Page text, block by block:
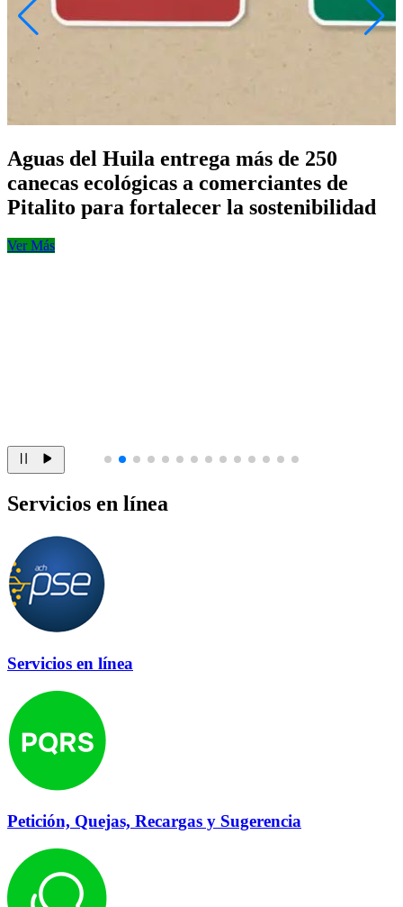
Aguas del Huila entrega más de 250
canecas ecológicas a comerciantes de
Pitalito para fortalecer la sostenibilidad
Ver Más
Servicios en línea
Servicios en línea
Petición, Quejas, Recargas y Sugerencia